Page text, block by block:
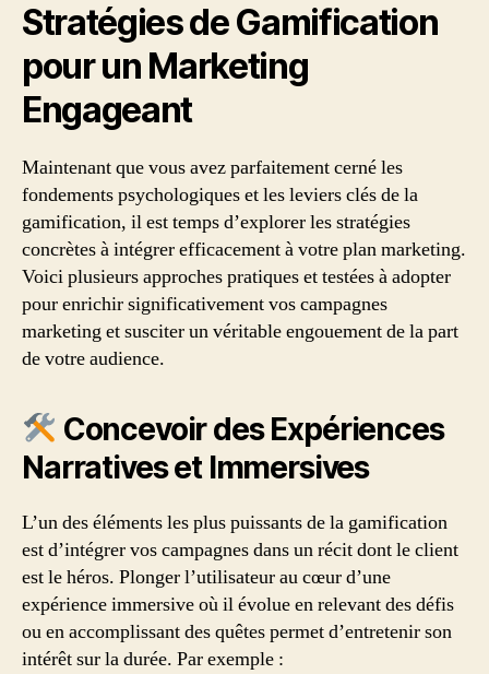
Stratégies de Gamification
pour un Marketing
Engageant
Maintenant que vous avez parfaitement cerné les
fondements psychologiques et les leviers clés de la
gamification, il est temps d’explorer les stratégies
concrètes à intégrer efficacement à votre plan marketing.
Voici plusieurs approches pratiques et testées à adopter
pour enrichir significativement vos campagnes
marketing et susciter un véritable engouement de la part
de votre audience.
Concevoir des Expériences
Narratives et Immersives
L’un des éléments les plus puissants de la gamification
est d’intégrer vos campagnes dans un récit dont le client
est le héros. Plonger l’utilisateur au cœur d’une
expérience immersive où il évolue en relevant des défis
ou en accomplissant des quêtes permet d’entretenir son
intérêt sur la durée. Par exemple :